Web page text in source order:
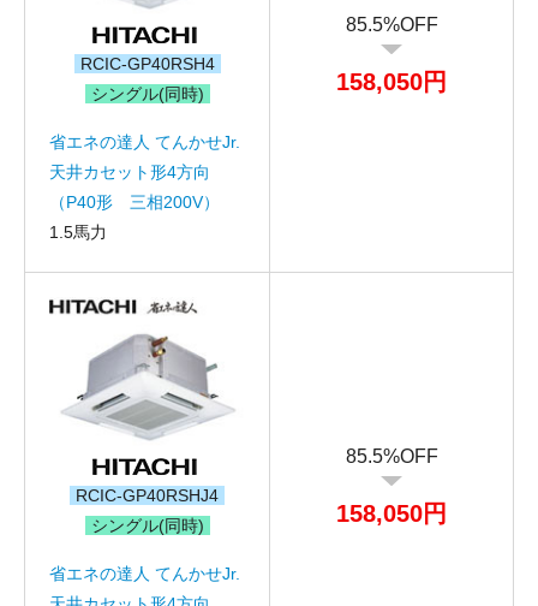
RCIC-GP40RSH4
シングル(同時)
省エネの達人 てんかせJr.
天井カセット形4方向
（P40形 三相200V）
1.5馬力
85.5%OFF
158,050円
RCIC-GP40RSHJ4
シングル(同時)
省エネの達人 てんかせJr.
85.5%OFF
158,050円